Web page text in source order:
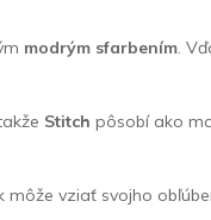
modrým sfarbením.
Stitch pôsobí ako
vziať svojho